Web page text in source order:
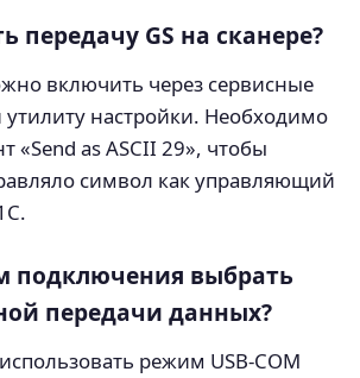
передачу GS на сканере?
включить через сервисные
настройки. Необходимо
«Send as ASCII 29», чтобы
символ как управляющий
подключения выбрать
передачи данных?
режим USB-COM